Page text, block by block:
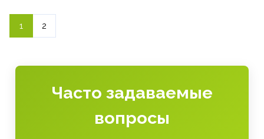
1 2
Часто задаваемые
вопросы